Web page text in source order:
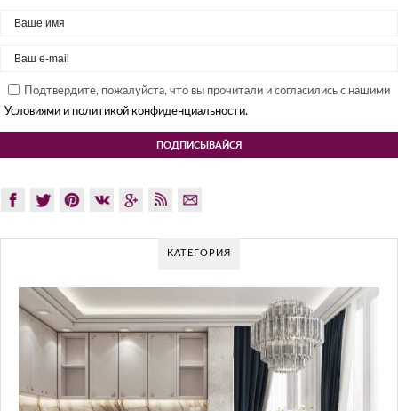
Подтвердите, пожалуйста, что вы прочитали и согласились с нашими
Условиями и политикой конфиденциальности.
КАТЕГОРИЯ